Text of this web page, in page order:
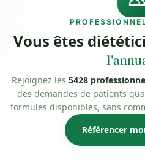
Vous êtes
Rejoignez les 5428
des demandes de patients
formules disponibles, sans
Référencer